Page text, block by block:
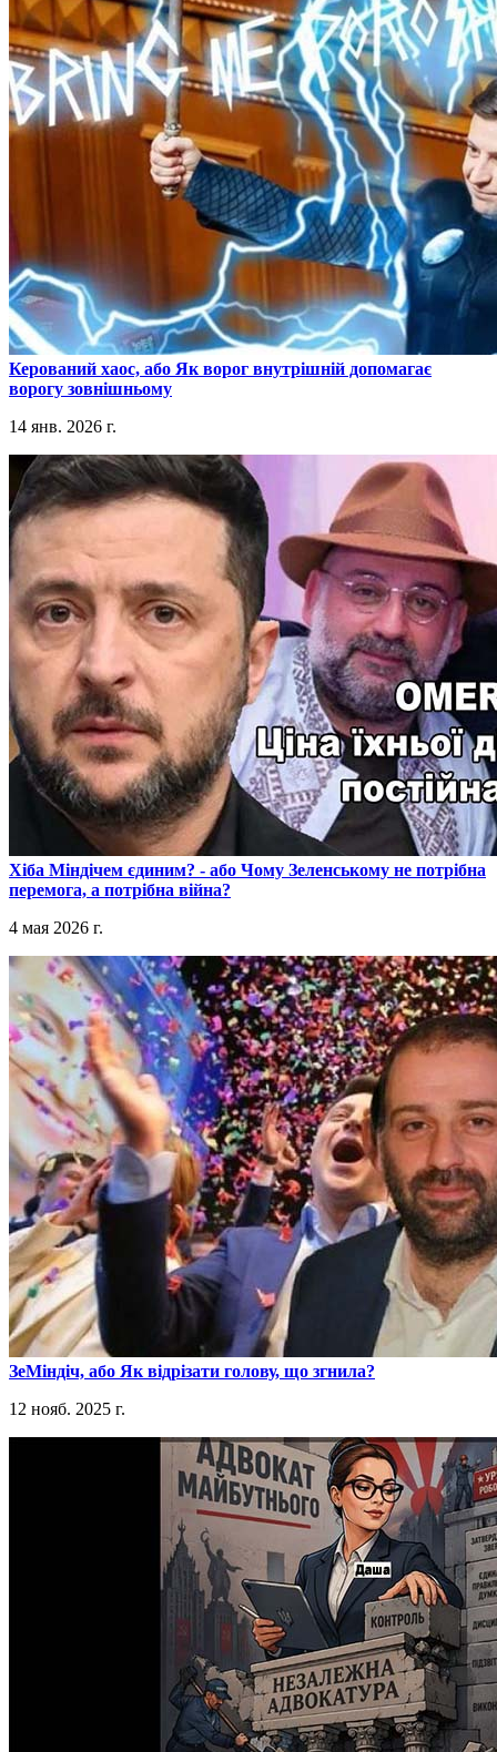
​Керований хаос, або Як ворог внутрішній допомагає
ворогу зовнішньому
14 янв. 2026 г.
​Хіба Міндічем єдиним? - або Чому Зеленському не потрібна
перемога, а потрібна війна?
4 мая 2026 г.
​ЗеМіндіч, або Як відрізати голову, що згнила?
12 нояб. 2025 г.